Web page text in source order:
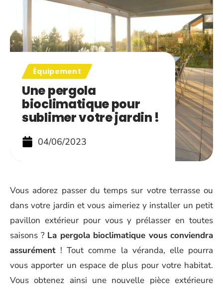
Équipement
Une pergola
bioclimatique pour
sublimer votre jardin !
04/06/2023
Vous adorez passer du temps sur votre terrasse ou
dans votre jardin et vous aimeriez y installer un petit
pavillon extérieur pour vous y prélasser en toutes
saisons ? La pergola bioclimatique vous conviendra
assurément ! Tout comme la véranda, elle pourra
vous apporter un espace de plus pour votre habitat.
Vous obtenez ainsi une nouvelle pièce extérieure